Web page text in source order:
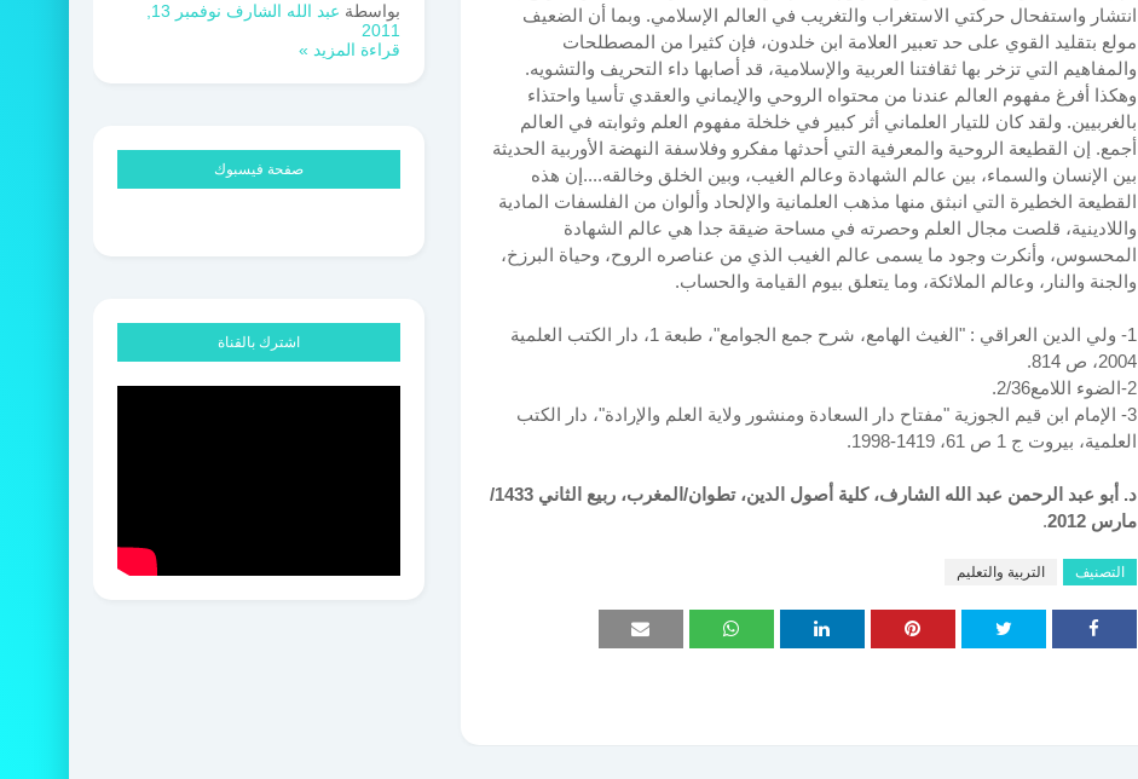
انتشار واستفحال حركتي الاستغراب والتغريب في العالم الإسلامي. وبما أن الضعيف
مولع بتقليد القوي على حد تعبير العلامة ابن خلدون، فإن كثيرا من المصطلحات
والمفاهيم التي تزخر بها ثقافتنا العربية والإسلامية، قد أصابها داء التحريف والتشويه.
وهكذا أفرغ مفهوم العالم عندنا من محتواه الروحي والإيماني والعقدي تأسيا واحتذاء
بالغربيين. ولقد كان للتيار العلماني أثر كبير في خلخلة مفهوم العلم وثوابته في العالم
أجمع. إن القطيعة الروحية والمعرفية التي أحدثها مفكرو وفلاسفة النهضة الأوربية الحديثة
بين الإنسان والسماء، بين عالم الشهادة وعالم الغيب، وبين الخلق وخالقه....إن هذه
القطيعة الخطيرة التي انبثق منها مذهب العلمانية والإلحاد وألوان من الفلسفات المادية
واللادينية، قلصت مجال العلم وحصرته في مساحة ضيقة جدا هي عالم الشهادة
المحسوس، وأنكرت وجود ما يسمى عالم الغيب الذي من عناصره الروح، وحياة البرزخ،
والجنة والنار، وعالم الملائكة، وما يتعلق بيوم القيامة والحساب.
1- ولي الدين العراقي : "الغيث الهامع، شرح جمع الجوامع"، طبعة 1، دار الكتب العلمية
2004، ص 814.
2-الضوء اللامع2/36.
3- الإمام ابن قيم الجوزية "مفتاح دار السعادة ومنشور ولاية العلم والإرادة"، دار الكتب
العلمية، بيروت ج 1 ص 61، 1419-1998.
د. أبو عبد الرحمن عبد الله الشارف، كلية أصول الدين، تطوان/المغرب، ربيع الثاني 1433/
مارس 2012
.
التصنيف التربية والتعليم
بواسطة عبد الله الشارف
2011
قراءة المزيد »
صفحة فيسبوك
اشترك بالقناة